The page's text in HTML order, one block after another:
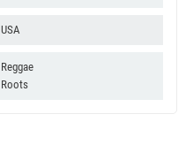
USA
Reggae
Roots